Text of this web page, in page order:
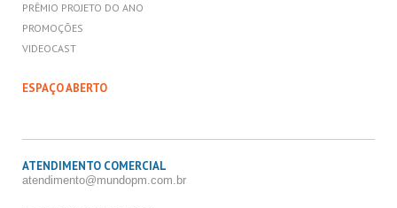
PRÊMIO PROJETO DO ANO
PROMOÇÕES
VIDEOCAST
ESPAÇO ABERTO
ATENDIMENTO COMERCIAL
atendimento@mundopm.com.br